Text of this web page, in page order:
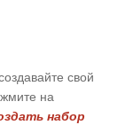
свой
на
набор